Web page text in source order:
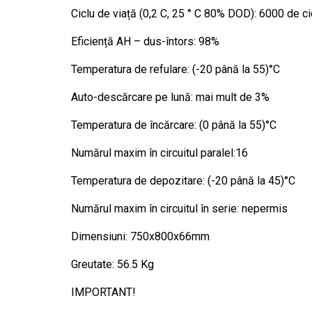
Ciclu de viață (0,2 C, 25 ° C 80% DOD): 6000 de
Eficiență AH – dus-întors: 98%
Temperatura de refulare: (-20 până la 55)°C
Auto-descărcare pe lună: mai mult de 3%
Temperatura de încărcare: (0 până la 55)°C
Numărul maxim în circuitul paralel:16
Temperatura de depozitare: (-20 până la 45)°C
Numărul maxim în circuitul în serie: nepermis
Dimensiuni: 750x800x66mm
Greutate: 56.5 Kg
IMPORTANT!